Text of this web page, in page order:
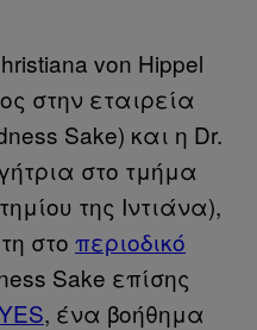
von Hippel
στην εταιρεία
Sake) και η Dr.
στο τμήμα
της Ιντιάνα),
στο περιοδικό
Sake επίσης
, ένα βοήθημα